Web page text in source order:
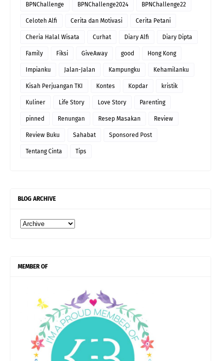
BPNChallenge BPNChallenge2024 BPNChallenge22
Celoteh Alfi Cerita dan Motivasi Cerita Petani
Cheria Halal Wisata Curhat Diary Alfi Diary Dipta
Family Fiksi GiveAway good Hong Kong
Impianku Jalan-Jalan Kampungku Kehamilanku
Kisah Perjuangan TKI Kontes Kopdar kristik
Kuliner Life Story Love Story Parenting
pinned Renungan Resep Masakan Review
Review Buku Sahabat Sponsored Post
Tentang Cinta Tips
BLOG ARCHIVE
MEMBER OF